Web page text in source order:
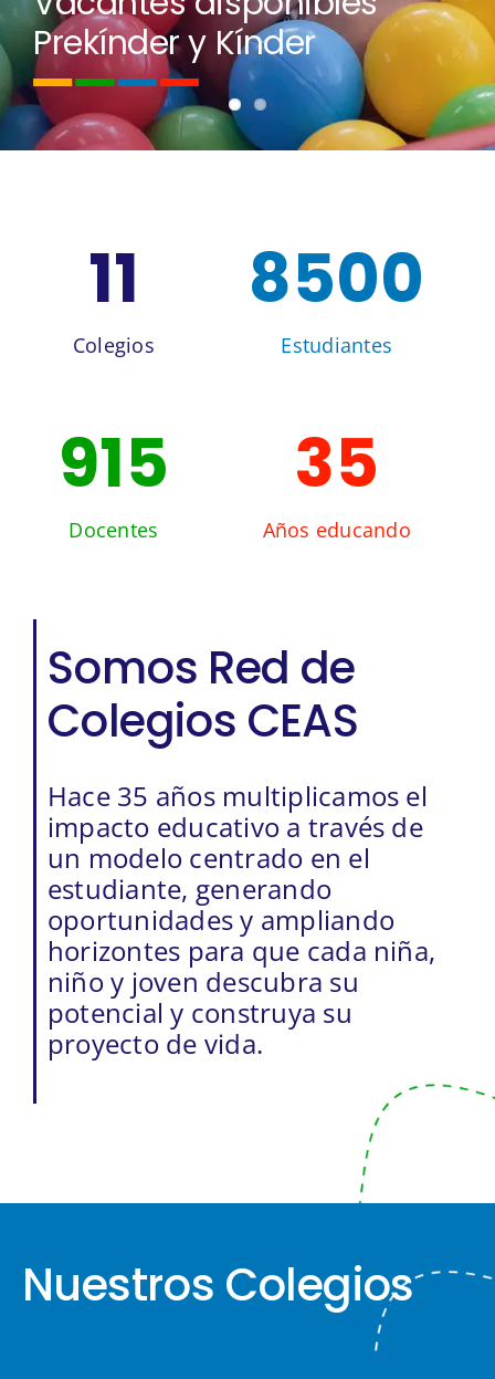
Prekínder y Kínder
11
Colegios
8500
Estudiantes
915
Docentes
35
Años educando
Somos Red de
Colegios CEAS
Hace 35 años multiplicamos el
impacto educativo a través de
un modelo centrado en el
estudiante, generando
oportunidades y ampliando
horizontes para que cada niña,
niño y joven descubra su
potencial y construya su
proyecto de vida.
Nuestros Colegios